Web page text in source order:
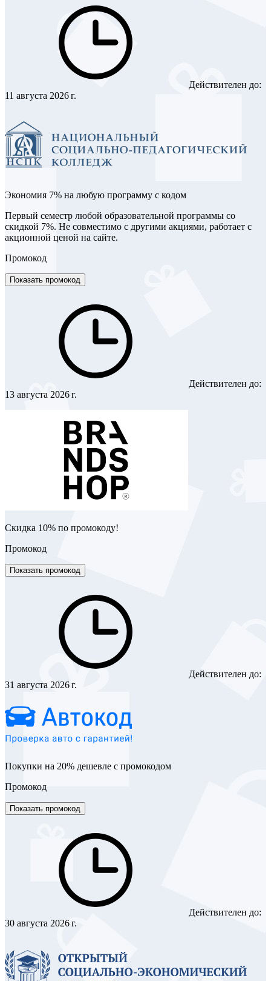
Действителен до:
11 августа 2026 г.
Экономия 7% на любую программу с кодом
Первый семестр любой образовательной программы со
скидкой 7%. Не совместимо с другими акциями, работает с
акционной ценой на сайте.
Промокод
Показать промокод
Действителен до:
13 августа 2026 г.
Скидка 10% по промокоду!
Промокод
Показать промокод
Действителен до:
31 августа 2026 г.
Покупки на 20% дешевле с промокодом
Промокод
Показать промокод
Действителен до:
30 августа 2026 г.